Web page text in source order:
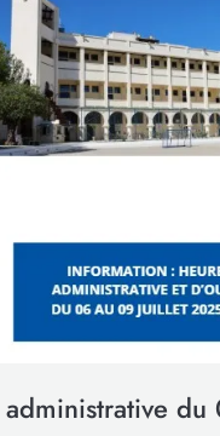
administrative